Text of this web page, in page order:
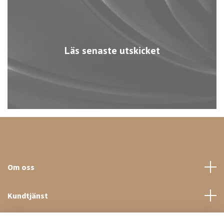
Läs senaste utskicket
Om oss
Kundtjänst